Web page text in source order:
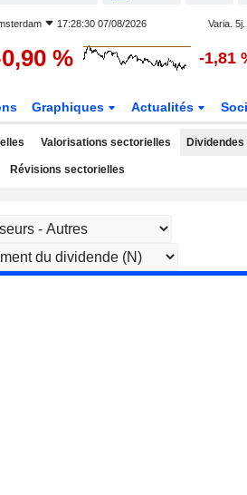
17:28:30 07/08/2026 Varia. 5j.
% -1,81
Graphiques Actualités
Valorisations sectorielles
Révisions sectorielles